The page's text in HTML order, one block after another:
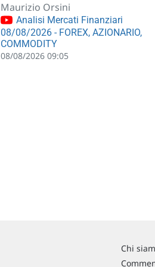
Maurizio Orsini
Analisi Mercati Finanziari
08/08/2026 - FOREX, AZIONARIO,
COMMODITY
08/08/2026 09:05
Chi